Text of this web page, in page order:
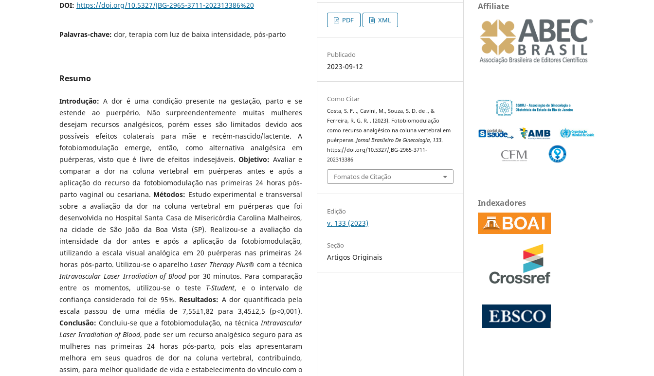
DOI: https://doi.org/10.5327/JBG-2965-3711-202313386%20
Palavras-chave: dor, terapia com luz de baixa intensidade, pós-parto
Resumo
Introdução: A dor é uma condição presente na gestação, parto e se
estende ao puerpério. Não surpreendentemente muitas mulheres
desejam recursos analgésicos, porém esses são limitados devido aos
possíveis efeitos colaterais para mãe e recém-nascido/lactente. A
fotobiomodulação emerge, então, como alternativa analgésica em
puérperas, visto que é livre de efeitos indesejáveis.Objetivo: Avaliar e
comparar a dor na coluna vertebral em puérperas antes e após a
aplicação do recurso da fotobiomodulação nas primeiras 24 horas pós-
parto vaginal ou cesariana. Métodos: Estudo experimental e transversal
sobre a avaliação da dor na coluna vertebral em puérperas que foi
desenvolvida no Hospital Santa Casa de Misericórdia Carolina Malheiros,
na cidade de São João da Boa Vista (SP). Realizou-se a avaliação da
intensidade da dor antes e após a aplicação da fotobiomodulação,
utilizando a escala visual analógica em 20 puérperas nas primeiras 24
horas pós-parto. Utilizou-se o aparelho Laser Therapy Plus® com a técnica
Intravascular Laser Irradiation of Bloodpor 30 minutos. Para comparação
entre os momentos, utilizou-se o teste T-Student, e o intervalo de
confiança considerado foi de 95%. Resultados: A dor quantificada pela
escala passou de uma média de 7,55±1,82 para 3,45±2,5 (p<0,001).
Conclusão: Concluiu-se que a fotobiomodulação, na técnicaIntravascular
Laser Irradiation of Blood, pode ser um recurso analgésico seguro para as
mulheres nas primeiras 24 horas pós-parto, pois elas apresentaram
melhora em seus quadros de dor na coluna vertebral, contribuindo,
assim, para melhor qualidade de vida e estabelecimento do vínculo com o
PDF XML
Publicado
2023-09-12
Como Citar
Costa, S. F. ., Cavini, M., Souza, S. D. de ., &
Ferreira, R. G. R. . (2023). Fotobiomodulação
como recurso analgésico na coluna vertebral em
puérperas.Jornal Brasileiro De Ginecologia, 133.
https://doi.org/10.5327/JBG-2965-3711-
202313386
Fomatos de Citação
Edição
v. 133 (2023)
Seção
Artigos Originais
Affiliate
Indexadores